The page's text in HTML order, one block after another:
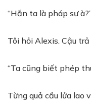
“Hắn ta là pháp sư
Tôi hỏi Alexis. Cậu
“Ta cũng biết phép
Từng quả cầu lửa lao